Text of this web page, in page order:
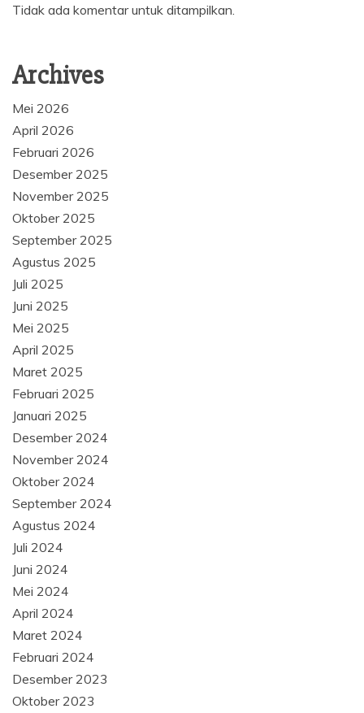
Tidak ada komentar untuk ditampilkan.
Archives
Mei 2026
April 2026
Februari 2026
Desember 2025
November 2025
Oktober 2025
September 2025
Agustus 2025
Juli 2025
Juni 2025
Mei 2025
April 2025
Maret 2025
Februari 2025
Januari 2025
Desember 2024
November 2024
Oktober 2024
September 2024
Agustus 2024
Juli 2024
Juni 2024
Mei 2024
April 2024
Maret 2024
Februari 2024
Desember 2023
Oktober 2023